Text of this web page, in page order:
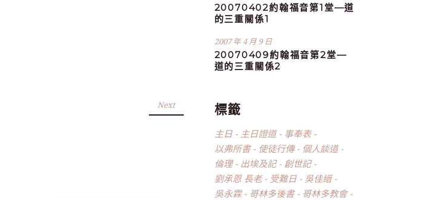
Next
20070402約翰福音第1堂—道
的三重關係1
2007 年 4 月 9 日
20070409約翰福音第2堂—
道的三重關係2
標籤
主日 主日證道
事奉表
以弗所書
使徒行傳
個人談道
倫理
出埃及記
創世記
劉承恩 長老
受難日
吳佳縉
吳永霖
哥林多後書
哥林多教會